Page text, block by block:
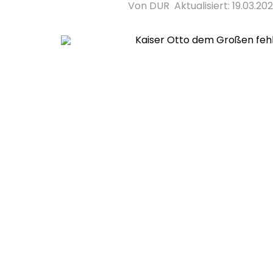
Von DUR Aktualisiert: